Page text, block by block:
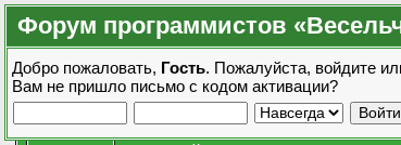
Форум программистов
Добро пожаловать, Гость. Пожалуйста, войдите
Вам не пришло письмо с кодом активации?